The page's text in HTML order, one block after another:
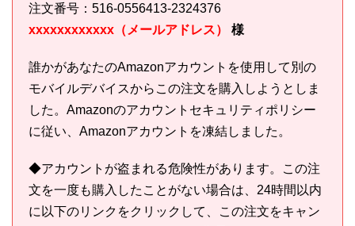
注文番号：516-0556413-2324376
xxxxxxxxxxxx（メールアドレス）
様
誰かがあなたのAmazonアカウントを使用して別の
モバイルデバイスからこの注文を購入しようとしま
した。Amazonのアカウントセキュリティポリシー
に従い、Amazonアカウントを凍結しました。
◆アカウントが盗まれる危険性があります。この注
文を一度も購入したことがない場合は、24時間以内
に以下のリンクをクリックして、この注文をキャン